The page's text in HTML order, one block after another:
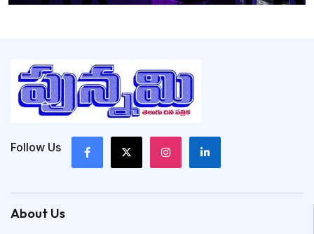
Follow Us
About Us